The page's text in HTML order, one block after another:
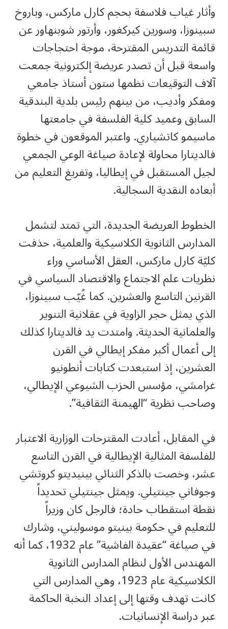
وأثار غياب فلاسفة بحجم كارل ماركس، وباروخ
سبينوزا، وسورين كيركغور، وأرتور شوبنهاور عن
قائمة التدريس المقترحة، موجة احتجاجات
واسعة قبل أن تصدر عريضة إلكترونية جمعت
آلاف التوقيعات نظمها ستون أستاذ جامعي
ومفكر وأديب، من بينهم رئيس بلدية البندقية
السابق وعميد كلية الفلسفة في جامعتها
ماسيمو كاتشياري. واعتبر الموقعون في خطوة
فالديتارا محاولة لإعادة صياغة الوعي الجمعي
لجيل المستقبل في إيطاليا، وتفريغ التعليم من
أبعاده النقدية السجالية.
الخطوط العريضة الجديدة، التي تمتد لتشمل
المدارس الثانوية الكلاسيكية والعلمية، حذفت
كليّة كارل ماركس، العقل الأساسي وراء
نظريات علم الاجتماع والاقتصاد السياسي في
القرنين التاسع والعشرين. كما غُيّب سبينوزا،
الذي يمثل حجر الزاوية في عقلانية التنوير
والعلمانية الحديثة. وامتدت يد فالديتارا كذلك
إلى أعمال أكبر مفكر إيطالي في القرن
العشرين، إذ استبعدت كتابات أنطونيو
غرامشي، مؤسس الحزب الشيوعي الإيطالي،
وصاحب نظرية “الهيمنة الثقافية”.
في المقابل، أعادت المقترحات الوزارية الاعتبار
للفلسفة المثالية الإيطالية في القرن التاسع
عشر، وخصت بالذكر الثنائي بينيديتو كروتشي
وجوفاني جينتيلي. ويمثل جينتيلي تحديداً
نقطة استقطاب حادة؛ فالرجل كان وزيراً
للتعليم في حكومة بينيتو موسوليني، وشارك
في صياغة “عقيدة الفاشية” عام 1932، كما أنه
المهندس الأول لنظام المدارس الثانوية
الكلاسيكية عام 1923، وهي المدارس التي
كانت تهدف وقتها إلى إعداد النخبة الحاكمة
عبر دراسة الإنسانيات.